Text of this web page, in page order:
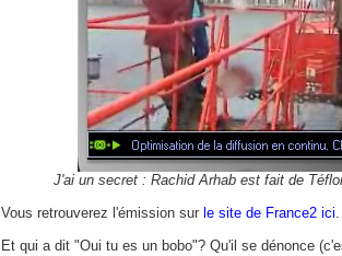
J'ai un secret : Rachid Arhab est fait de
Vous retrouverez l'émission sur le site de France2 ici.
Et qui a dit "Oui tu es un bobo"? Qu'il se dénonce